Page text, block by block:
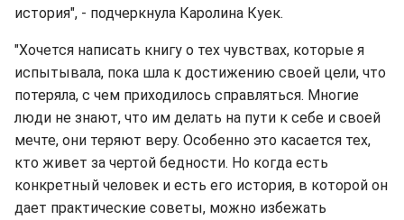
история", - подчеркнула Каролина Куек.
"Хочется написать книгу о тех чувствах, которые я
испытывала, пока шла к достижению своей цели, что
потеряла, с чем приходилось справляться. Многие
люди не знают, что им делать на пути к себе и своей
мечте, они теряют веру. Особенно это касается тех,
кто живет за чертой бедности. Но когда есть
конкретный человек и есть его история, в которой он
дает практические советы, можно избежать